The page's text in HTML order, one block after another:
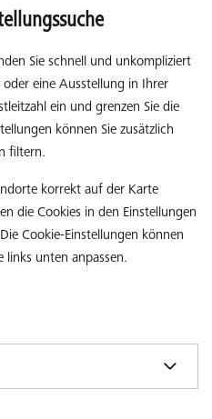
Sie schnell und unkompliziert
eine Ausstellung in Ihrer
ein und grenzen Sie die
können Sie zusätzlich
filtern.
korrekt auf der Karte
die Cookies in den Einstellungen
Cookie-Einstellungen können
links unten anpassen.